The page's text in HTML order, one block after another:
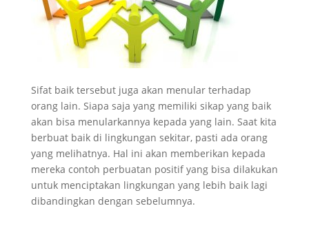
Sifat baik tersebut juga akan menular terhadap
orang lain. Siapa saja yang memiliki sikap yang baik
akan bisa menularkannya kepada yang lain. Saat kita
berbuat baik di lingkungan sekitar, pasti ada orang
yang melihatnya. Hal ini akan memberikan kepada
mereka contoh perbuatan positif yang bisa dilakukan
untuk menciptakan lingkungan yang lebih baik lagi
dibandingkan dengan sebelumnya.